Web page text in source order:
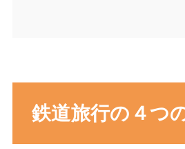
鉄道旅行の４つ